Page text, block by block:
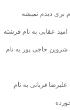
بری دیدم نمیشه
امید عقابی به نام فرشته
شروین حاجی پور به نام
علیرضا قربانی به نام